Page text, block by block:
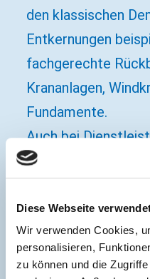
Diese Webseite
Wir verwenden Cookies,
personalisieren,
zu können und die
den klassischen
Entkernungen
fachgerechte
Krananlagen,
Fundamente.
Auch bei
wie dem
Weiterverwendung
Lokomotiven
Erfahrungen